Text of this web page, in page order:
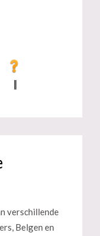
verschillende
Belgen en